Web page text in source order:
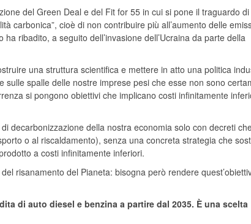
del Green Deal e del Fit for 55 in cui si pone il traguardo di
carbonica”, cioè di non contribuire più all’aumento delle
ribadito, a seguito dell’invasione dell’Ucraina da parte della
una struttura scientifica e mettere in atto una politica
spalle delle nostre imprese pesi che esse non sono
si pongono obiettivi che implicano costi infinitamente
decarbonizzazione della nostra economia solo con decreti
o al riscaldamento), senza una concreta strategia che
a costi infinitamente inferiori.
risanamento del Pianeta: bisogna però rendere
di auto diesel e benzina a partire dal 2035. È una scelta